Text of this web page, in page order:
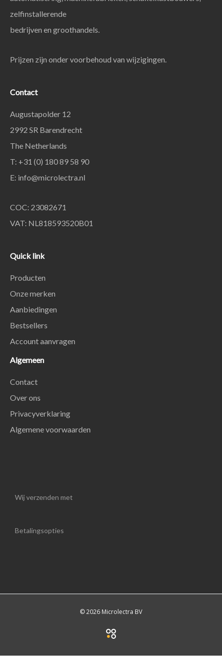
zelfinstallerende
bedrijven en groothandels.
Prijzen zijn onder voorbehoud van wijzigingen.
Contact
Augustapolder 12
2992 SR Barendrecht
The Netherlands
T: +31 (0) 180 89 58 90
E: info@microlectra.nl
COC: 23082671
VAT: NL818593520B01
Quick link
Producten
Onze merken
Aanbiedingen
Bestsellers
Account aanvragen
Algemeen
Contact
Over ons
Privacyverklaring
Algemene voorwaarden
Wij verzenden met
Betalingsopties
© 2026 Microlectra BV